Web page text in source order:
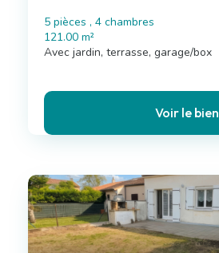
5 pièces , 4 chambres
121.00 m²
Avec jardin, terrasse, garage/box
Voir le bien